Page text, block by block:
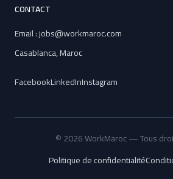
CONTACT
Email : jobs@workmaroc.com
Casablanca, Maroc
FacebookLinkedInInstagram
© 2026 WorkMaroc — Tous
Politique de confidentialité